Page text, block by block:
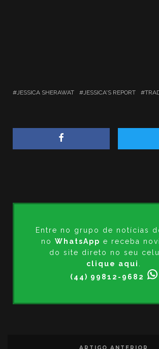
JESSICA SHERAWAT JESSICA'S REPORT
Entre no grupo de notícias
no WhatsApp e receba
do site direto no seu
clique aqui .
(44) 99812-9682